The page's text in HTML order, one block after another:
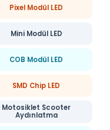
Pixel Modül LED
Mini Modül LED
COB Modül LED
SMD Chip LED
Motosiklet Scooter
Aydınlatma